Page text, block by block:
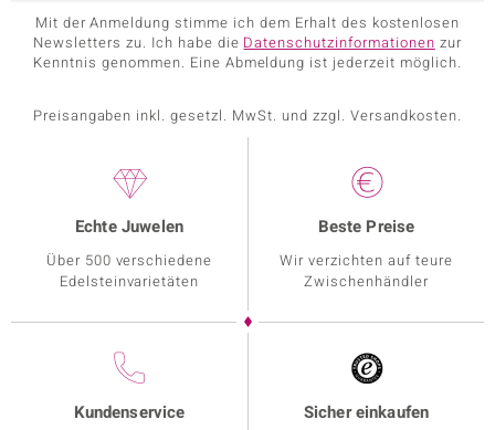
Mit der Anmeldung stimme ich dem Erhalt des kostenlosen
Newsletters zu. Ich habe die Datenschutzinformationen zur
Kenntnis genommen. Eine Abmeldung ist jederzeit möglich.
Preisangaben inkl. gesetzl. MwSt. und zzgl. Versandkosten.
Echte Juwelen
Über 500 verschiedene
Edelsteinvarietäten
Beste Preise
Wir verzichten auf teure
Zwischenhändler
Kundenservice Sicher einkaufen